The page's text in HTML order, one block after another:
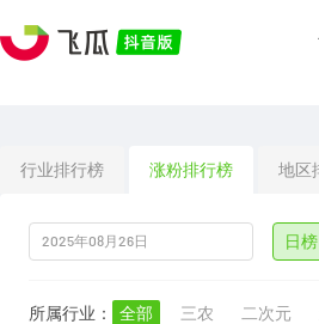
行业排行榜 涨粉排行榜 地区
日榜
所属行业： 全部 三农 二次元